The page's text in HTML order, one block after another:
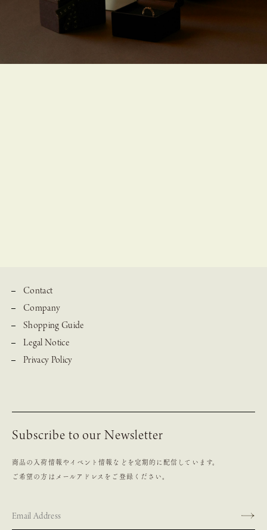
Subscribe to our Newsletter
商品の入荷情報やイベント情報などを定期的に配信しています。
ご希望の方はメールアドレスをご登録ください。
Contact
Company
Shopping Guide
Legal Notice
Privacy Policy